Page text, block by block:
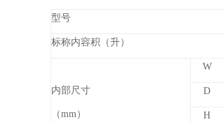
型号
标称内容积（升）
内部尺寸
（mm）
W
D
H